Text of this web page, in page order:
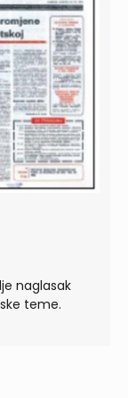
naglasak
teme.